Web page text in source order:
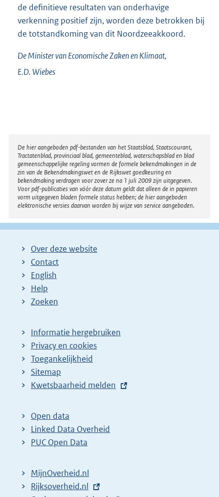
de definitieve resultaten van onderhavige
verkenning positief zijn, worden deze betrokken bij
de totstandkoming van dit Noordzeeakkoord.
De Minister van Economische Zaken en Klimaat,
E.D.Wiebes
Disclaimer
De hier aangeboden pdf-bestanden van het Staatsblad, Staatscourant,
Tractatenblad, provinciaal blad, gemeenteblad, waterschapsblad en blad
gemeenschappelijke regeling vormen de formele bekendmakingen in de
zin van de Bekendmakingswet en de Rijkswet goedkeuring en
bekendmaking verdragen voor zover ze na 1 juli 2009 zijn uitgegeven.
Voor pdf-publicaties van vóór deze datum geldt dat alleen de in papieren
vorm uitgegeven bladen formele status hebben; de hier aangeboden
elektronische versies daarvan worden bij wijze van service aangeboden.
Over deze website
Contact
English
Help
Zoeken
Informatie hergebruiken
Privacy en cookies
Toegankelijkheid
Sitemap
E
t
e
r
l
i
Kwetsbaarheid melden
Open data
Linked Data Overheid
PUC Open Data
MijnOverheid.nl
E
Rijksoverheid.nl